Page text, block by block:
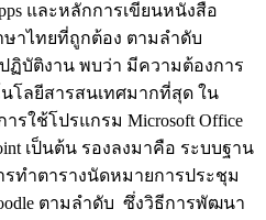
และหลักการเขียนหนังสือ
าไทยที่ถูกต้อง ตามลำดับ
บัติงาน พบว่า มีความต้องการ
โลยีสารสนเทศมากที่สุด ใน
ใช้โปรแกรม Microsoft Office
เป็นต้น รองลงมาคือ ระบบฐาน
ทำตารางนัดหมายการประชุม
ตามลำดับ ซึ่งวิธีการพัฒนา